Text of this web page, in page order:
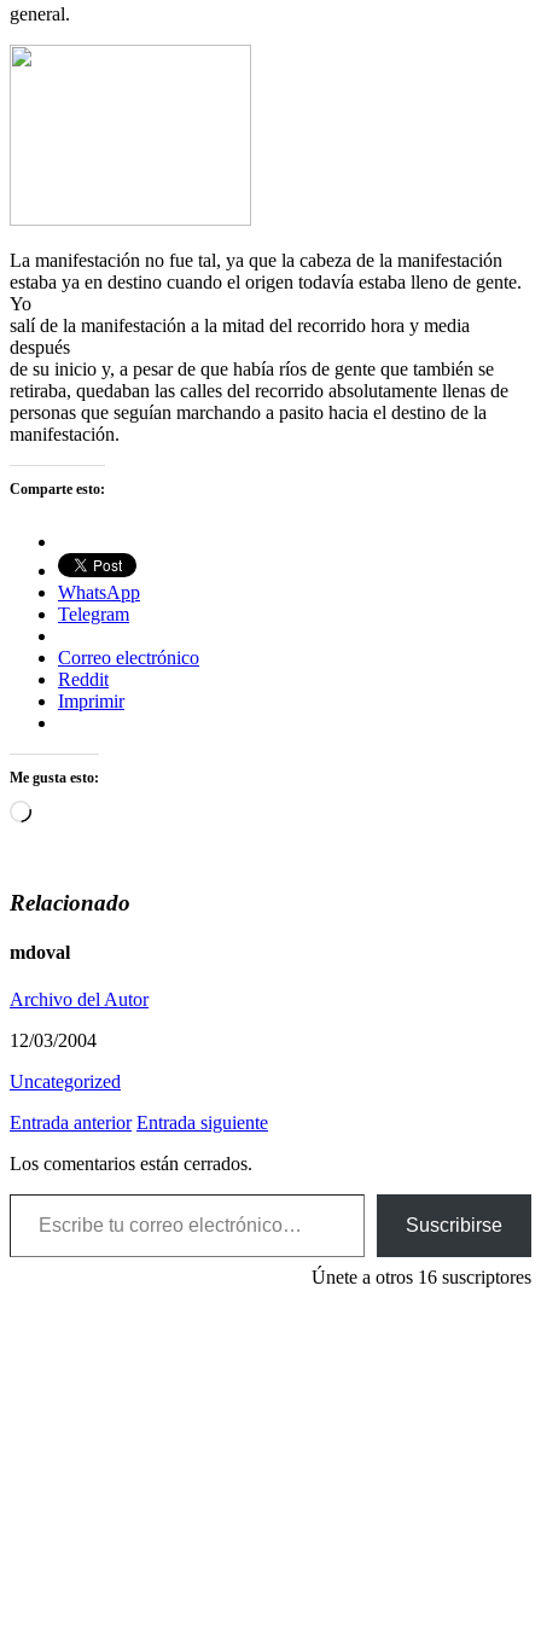
general.
La manifestación no fue tal, ya que la cabeza de la manifestación
estaba ya en destino cuando el origen todavía estaba lleno de gente.
Yo
salí de la manifestación a la mitad del recorrido hora y media
después
de su inicio y, a pesar de que había ríos de gente que también se
retiraba, quedaban las calles del recorrido absolutamente llenas de
personas que seguían marchando a pasito hacia el destino de la
manifestación.
Comparte esto:
WhatsApp
Telegram
Correo electrónico
Reddit
Imprimir
Me gusta esto:
Cargando...
Relacionado
mdoval
Archivo del Autor
12/03/2004
Uncategorized
Entrada anterior Entrada siguiente
Los comentarios están cerrados.
Escribe tu correo electrónico…
Suscribirse
Únete a otros 16 suscriptores